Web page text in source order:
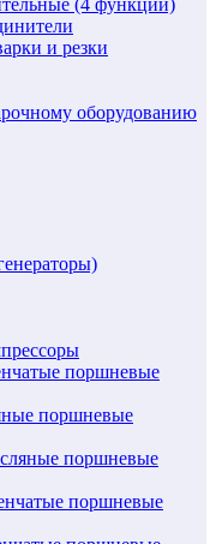
и резки
оборудованию
поршневые
поршневые
поршневые
поршневые